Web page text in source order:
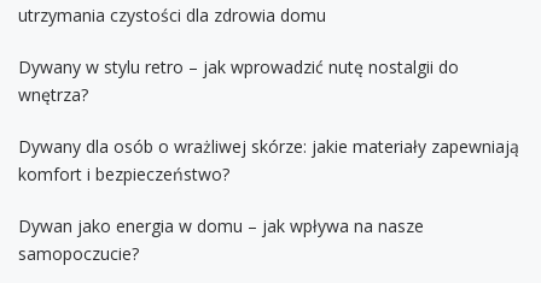
utrzymania czystości dla zdrowia domu
Dywany w stylu retro – jak wprowadzić nutę nostalgii do
wnętrza?
Dywany dla osób o wrażliwej skórze: jakie materiały zapewniają
komfort i bezpieczeństwo?
Dywan jako energia w domu – jak wpływa na nasze
samopoczucie?